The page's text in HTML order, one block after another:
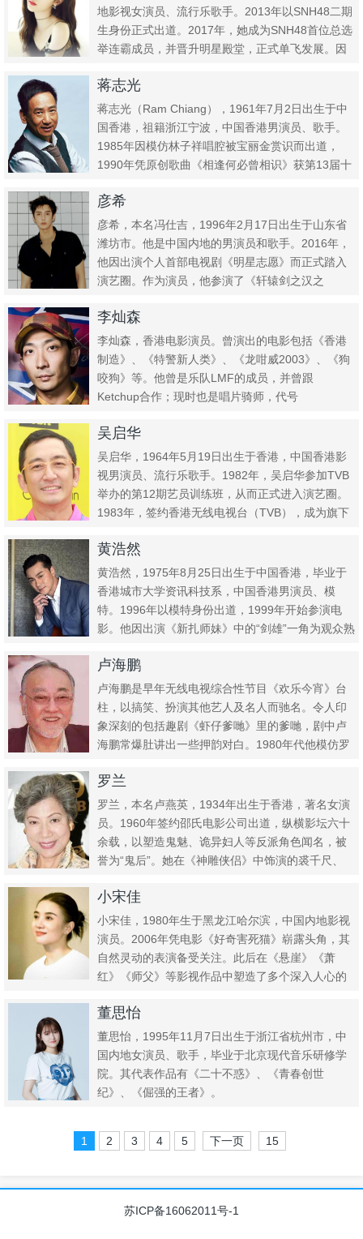
地影视女演员、流行乐歌手。2013年以SNH48二期
生身份正式出道。2017年，她成为SNH48首位总选
举连霸成员，并晋升明星殿堂，正式单飞发展。因
蒋志光
蒋志光（Ram Chiang），1961年7月2日出生于中
国香港，祖籍浙江宁波，中国香港男演员、歌手。
1985年因模仿林子祥唱腔被宝丽金赏识而出道，
1990年凭原创歌曲《相逢何必曾相识》获第13届十
彦希
彦希，本名冯仕吉，1996年2月17日出生于山东省
潍坊市。他是中国内地的男演员和歌手。2016年，
他因出演个人首部电视剧《明星志愿》而正式踏入
演艺圈。作为演员，他参演了《轩辕剑之汉之
李灿森
李灿森，香港电影演员。曾演出的电影包括《香港
制造》、《特警新人类》、《龙咁威2003》、《狗
咬狗》等。他曾是乐队LMF的成员，并曾跟
Ketchup合作；现时也是唱片骑师，代号
吴启华
吴启华，1964年5月19日出生于香港，中国香港影
视男演员、流行乐歌手。1982年，吴启华参加TVB
举办的第12期艺员训练班，从而正式进入演艺圈。
1983年，签约香港无线电视台（TVB），成为旗下
黄浩然
黄浩然，1975年8月25日出生于中国香港，毕业于
香港城市大学资讯科技系，中国香港男演员、模
特。1996年以模特身份出道，1999年开始参演电
影。他因出演《新扎师妹》中的“剑雄”一角为观众熟
卢海鹏
卢海鹏是早年无线电视综合性节目《欢乐今宵》台
柱，以搞笑、扮演其他艺人及名人而驰名。令人印
象深刻的包括趣剧《虾仔爹哋》里的爹哋，剧中卢
海鹏常爆肚讲出一些押韵对白。1980年代他模仿罗
罗兰
罗兰，本名卢燕英，1934年出生于香港，著名女演
员。1960年签约邵氏电影公司出道，纵横影坛六十
余载，以塑造鬼魅、诡异妇人等反派角色闻名，被
誉为“鬼后”。她在《神雕侠侣》中饰演的裘千尺、
小宋佳
小宋佳，1980年生于黑龙江哈尔滨，中国内地影视
演员。2006年凭电影《好奇害死猫》崭露头角，其
自然灵动的表演备受关注。此后在《悬崖》《萧
红》《师父》等影视作品中塑造了多个深入人心的
董思怡
董思怡，1995年11月7日出生于浙江省杭州市，中
国内地女演员、歌手，毕业于北京现代音乐研修学
院。其代表作品有《二十不惑》、《青春创世
纪》、《倔强的王者》。
1 2 3 4 5 下一页 15
苏ICP备16062011号-1